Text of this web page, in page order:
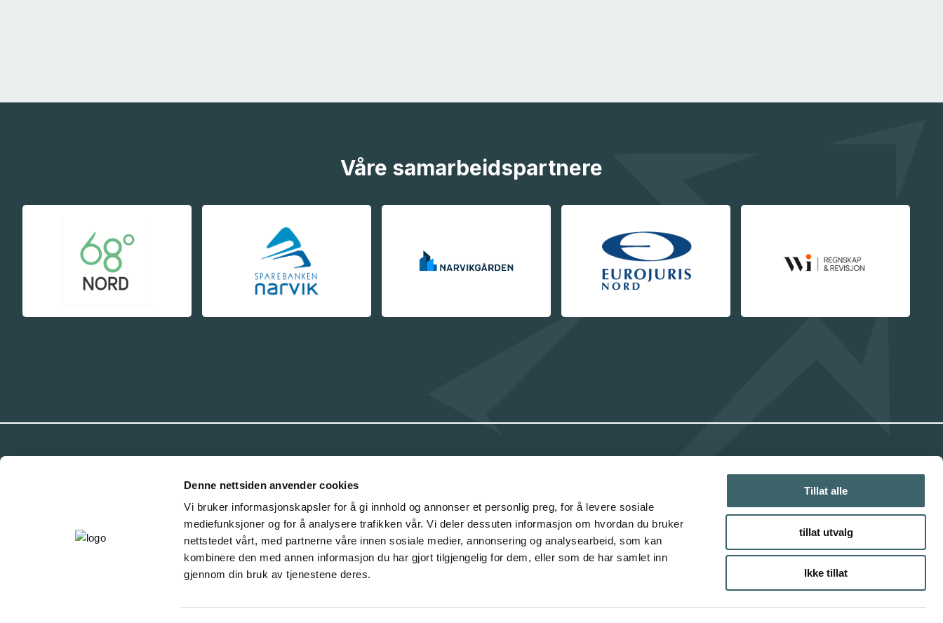
Denne nettsiden anvender cookies
Vi bruker informasjonskapsler for å gi innhold og annonser et personlig preg, for å levere sosiale
mediefunksjoner og for å analysere trafikken vår. Vi deler dessuten informasjon om hvordan du bruker
nettstedet vårt, med partnerne våre innen sosiale medier, annonsering og analysearbeid, som kan
kombinere den med annen informasjon du har gjort tilgjengelig for dem, eller som de har samlet inn
gjennom din bruk av tjenestene deres.
Tillat alle
tillat utvalg
Ikke tillat
Våre samarbeidspartnere
Næringslivets Hus,
Kongens gate 49, 2. etg.
post@nrnf.no
INFORMASJON
Cookies informasjon